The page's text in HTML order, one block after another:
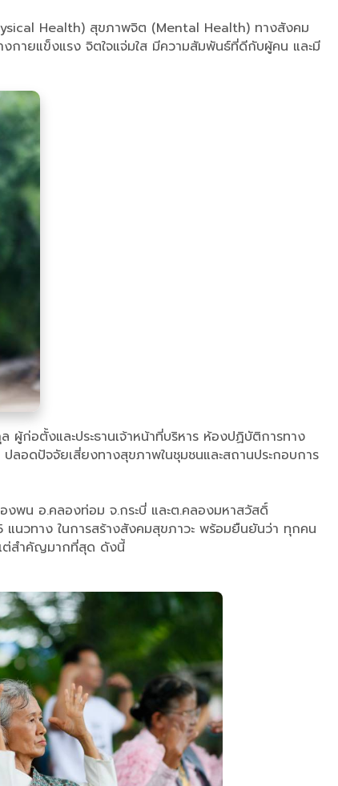
Health) สุขภาพจิต (Mental Health) ทางสังคม
ายแข็งแรง จิตใจแจ่มใส มีความสัมพันธ์ที่ดีกับผู้คน และมี
ผู้ก่อตั้งและประธานเจ้าหน้าที่บริหาร ห้องปฏิบัติการทาง
อดปัจจัยเสี่ยงทางสุขภาพในชุมชนและสถานประกอบการ
งพน อ.คลองท่อม จ.กระบี่ และต.คลองมหาสวัสดิ์
วทาง ในการสร้างสังคมสุขภาวะ พร้อมยืนยันว่า ทุกคน
แต่สำคัญมากที่สุด ดังนี้